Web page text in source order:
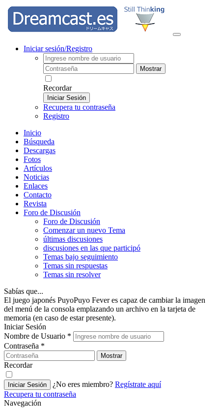
Iniciar sesión/Registro
Mostrar
Recordar
Iniciar Sesión
Recupera tu contraseña
Registro
Inicio
Búsqueda
Descargas
Fotos
Artículos
Noticias
Enlaces
Contacto
Revista
Foro de Discusión
Foro de Discusión
Comenzar un nuevo Tema
últimas discusiones
discusiones en las que participó
Temas bajo seguimiento
Temas sin respuestas
Temas sin resolver
Sabías que...
El juego japonés PuyoPuyo Fever es capaz de cambiar la imagen
del menú de la consola emplazando un archivo en la tarjeta de
memoria (en caso de estar presente).
Iniciar Sesión
Nombre de Usuario *
Contraseña *
Mostrar
Recordar
Iniciar Sesión ¿No eres miembro? Regístrate aquí
Recupera tu contraseña
Navegación